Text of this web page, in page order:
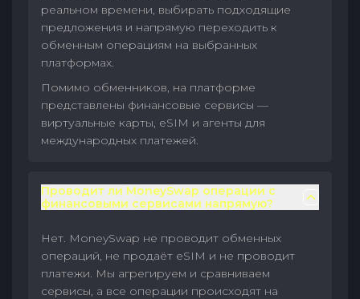
реальном времени, выбирать подходящие
предложения и напрямую переходить к
обменным операциям на выбранных
платформах.
Помимо обменников, на платформе
представлены финансовые сервисы —
виртуальные карты, eSIM и агенты для
международных платежей.
Проводит ли MoneySwap операции с
финансовыми сервисами напрямую?
Нет. MoneySwap не проводит обменных
операций, не продаёт eSIM и не проводит
платежи. Мы агрегируем и сравниваем
сервисы, а все операции происходят на